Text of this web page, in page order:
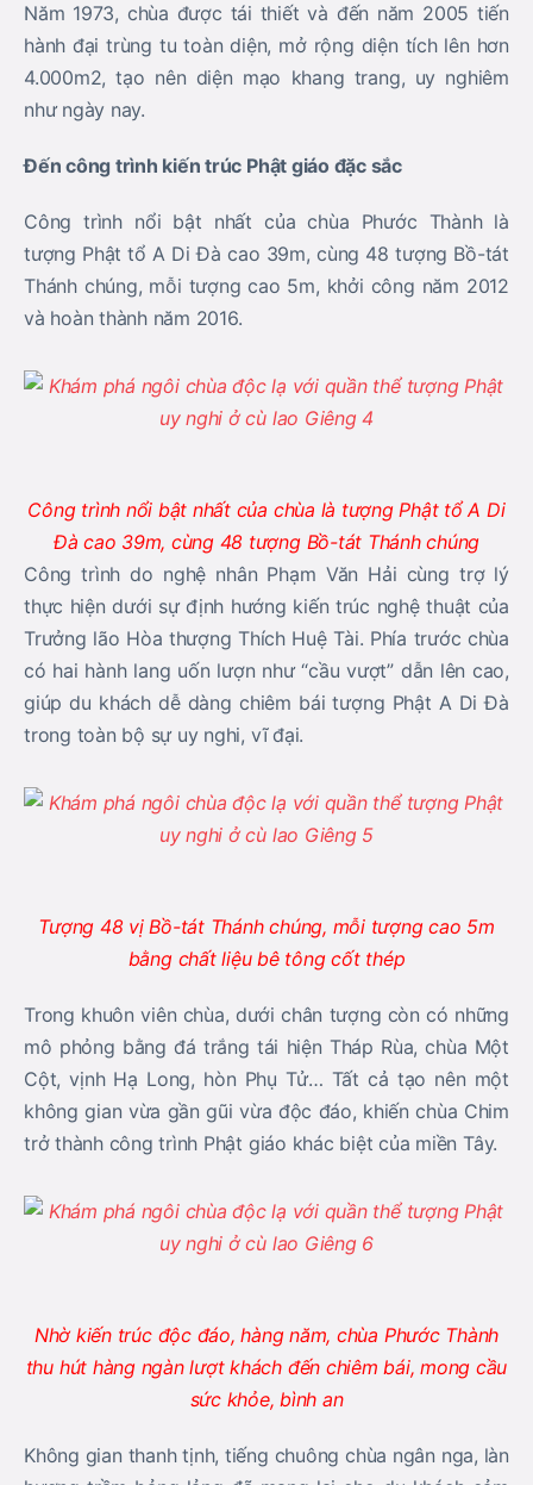
Năm 1973, chùa được tái thiết và đến năm 2005 tiến
hành đại trùng tu toàn diện, mở rộng diện tích lên hơn
4.000m2, tạo nên diện mạo khang trang, uy nghiêm
như ngày nay.
Đến công trình kiến trúc Phật giáo đặc sắc
Công trình nổi bật nhất của chùa Phước Thành là
tượng Phật tổ A Di Đà cao 39m, cùng 48 tượng Bồ-tát
Thánh chúng, mỗi tượng cao 5m, khởi công năm 2012
và hoàn thành năm 2016.
Công trình nổi bật nhất của chùa là tượng Phật tổ A Di
Đà cao 39m, cùng 48 tượng Bồ-tát Thánh chúng
Công trình do nghệ nhân Phạm Văn Hải cùng trợ lý
thực hiện dưới sự định hướng kiến trúc nghệ thuật của
Trưởng lão Hòa thượng Thích Huệ Tài. Phía trước chùa
có hai hành lang uốn lượn như “cầu vượt” dẫn lên cao,
giúp du khách dễ dàng chiêm bái tượng Phật A Di Đà
trong toàn bộ sự uy nghi, vĩ đại.
Tượng 48 vị Bồ-tát Thánh chúng, mỗi tượng cao 5m
bằng chất liệu bê tông cốt thép
Trong khuôn viên chùa, dưới chân tượng còn có những
mô phỏng bằng đá trắng tái hiện Tháp Rùa, chùa Một
Cột, vịnh Hạ Long, hòn Phụ Tử… Tất cả tạo nên một
không gian vừa gần gũi vừa độc đáo, khiến chùa Chim
trở thành công trình Phật giáo khác biệt của miền Tây.
Nhờ kiến trúc độc đáo, hàng năm, chùa Phước Thành
thu hút hàng ngàn lượt khách đến chiêm bái, mong cầu
sức khỏe, bình an
Không gian thanh tịnh, tiếng chuông chùa ngân nga, làn